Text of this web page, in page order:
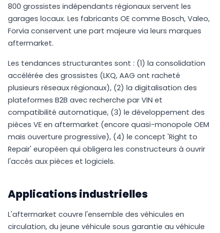
800 grossistes indépendants régionaux servent les
garages locaux. Les fabricants OE comme Bosch, Valeo,
Forvia conservent une part majeure via leurs marques
aftermarket.
Les tendances structurantes sont : (1) la consolidation
accélérée des grossistes (LKQ, AAG ont racheté
plusieurs réseaux régionaux), (2) la digitalisation des
plateformes B2B avec recherche par VIN et
compatibilité automatique, (3) le développement des
pièces VE en aftermarket (encore quasi-monopole OEM
mais ouverture progressive), (4) le concept 'Right to
Repair' européen qui obligera les constructeurs à ouvrir
l'accès aux pièces et logiciels.
Applications industrielles
L'aftermarket couvre l'ensemble des véhicules en
circulation, du jeune véhicule sous garantie au véhicule